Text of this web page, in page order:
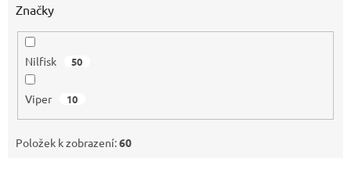
Značky
Nilfisk 50
Viper 10
Položek k zobrazení:60